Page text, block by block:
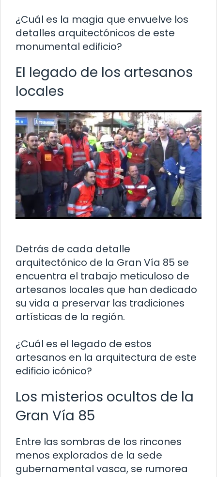
¿Cuál es la magia que envuelve los
detalles arquitectónicos de este
monumental edificio?
El legado de los artesanos
locales
Detrás de cada detalle
arquitectónico de la Gran Vía 85 se
encuentra el trabajo meticuloso de
artesanos locales que han dedicado
su vida a preservar las tradiciones
artísticas de la región.
¿Cuál es el legado de estos
artesanos en la arquitectura de este
edificio icónico?
Los misterios ocultos de la
Gran Vía 85
Entre las sombras de los rincones
menos explorados de la sede
gubernamental vasca, se rumorea